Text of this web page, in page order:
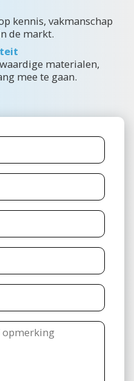
kennis, vakmanschap
de markt.
materialen,
mee te gaan.